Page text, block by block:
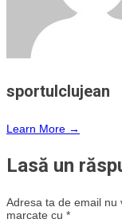
sportulclujean
Learn More →
Lasă un
Adresa ta de email nu
marcate cu *